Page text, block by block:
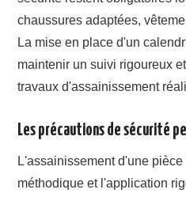
chaussures adaptées,
La mise en place d'un
maintenir un suivi rigoureux
travaux d'assainissement
Les précautions de sécurité
L'assainissement d'une
méthodique et l'application